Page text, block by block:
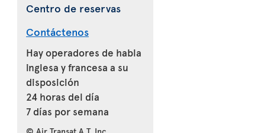
Centro de reservas
Contáctenos
Hay operadores de habla
inglesa y francesa a su
disposición
24 horas del día
7 días por semana